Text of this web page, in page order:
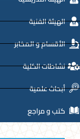
الهيئة الفنية
الأقسام و المخابر
نشاطات الكلية
أبحاث علمية
كتب و مراجع